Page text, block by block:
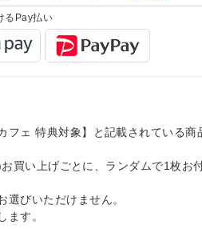
るPay払い
ェ 特典対象】と記載されている商
買い上げごとに、ランダムで1枚お
びいただけません。
す。